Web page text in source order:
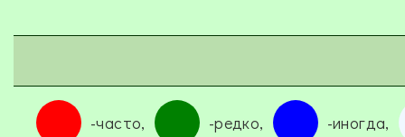
-часто, -редко, -иногда,